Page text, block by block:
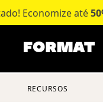
Economize até
RECURSOS